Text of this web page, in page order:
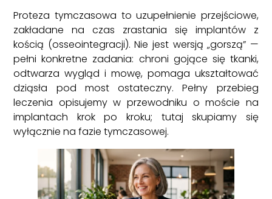
Proteza tymczasowa to uzupełnienie przejściowe,
zakładane na czas zrastania się implantów z
kością (osseointegracji). Nie jest wersją „gorszą” —
pełni konkretne zadania: chroni gojące się tkanki,
odtwarza wygląd i mowę, pomaga ukształtować
dziąsła pod most ostateczny. Pełny przebieg
leczenia opisujemy w przewodniku o moście na
implantach krok po kroku; tutaj skupiamy się
wyłącznie na fazie tymczasowej.